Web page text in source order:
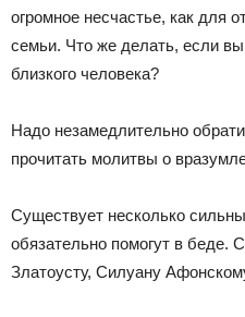
огромное несчастье, как для
семьи. Что же делать, если
близкого человека?
Надо незамедлительно
прочитать молитвы о
Существует несколько
обязательно помогут в беде.
Златоусту, Силуану